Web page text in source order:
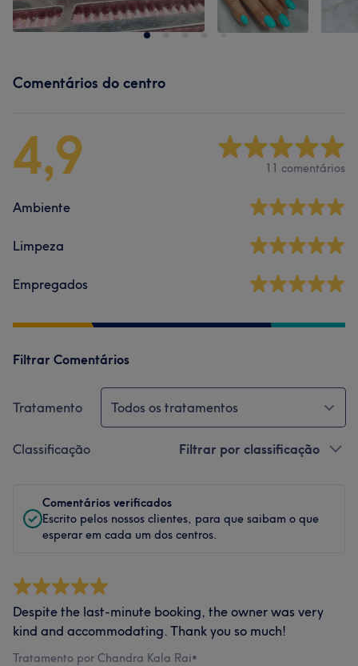
Comentários do centro
4,9 11 comentários
Ambiente
Limpeza
Empregados
Filtrar Comentários
Tratamento Todos os tratamentos
Classificação Filtrar por classificação
Comentários verificados
Escrito pelos nossos clientes, para que saibam o que
esperar em cada um dos centros.
Despite the last-minute booking, the owner was very
kind and accommodating. Thank you so much!
Tratamento por Chandra Kala Rai•